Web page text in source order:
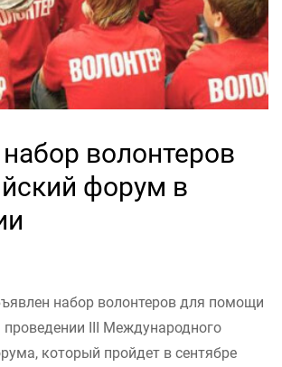
волонтеров
форум в
набор волонтеров для помощи
проведении III Международного
который пройдет в сентябре